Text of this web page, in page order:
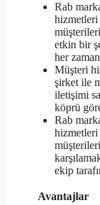
Rab
hizmetleri
etkin bir
her
Müşteri
şirket ile
iletişimi
köprü
Rab
hizmetleri
ekip
Avantajlar